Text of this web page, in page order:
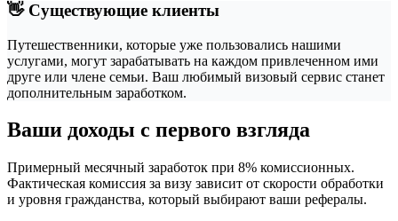
👋 Существующие клиенты
Путешественники, которые уже пользовались нашими
услугами, могут зарабатывать на каждом привлеченном ими
друге или члене семьи. Ваш любимый визовый сервис станет
дополнительным заработком.
Ваши доходы с первого взгляда
Примерный месячный заработок при 8% комиссионных.
Фактическая комиссия за визу зависит от скорости обработки
и уровня гражданства, который выбирают ваши рефералы.